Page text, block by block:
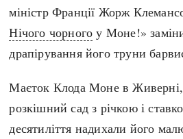
міністр Франції Жорж
Нічого чорного у Моне!»
драпірування його труни
Маєток Клода Моне в Живерні,
розкішний сад з річкою і
десятиліття надихали його